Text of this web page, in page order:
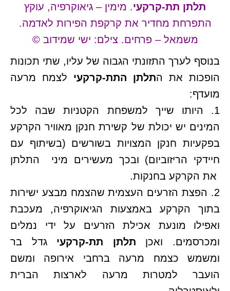
תלתן תת-קרקעי. מימין – גיאוקרפיה, עוקץ
התפרחת מחדיר את קרקפת הפירות לאדמה.
משמאל – פרחים. צילם: ישי שמידוב ©
בנוסף לערך התזונתי הגבוה של עליו, שתי תכונות
הופכות את התלתן התת-קרקעי לצמח מרעה
מועדף:
1. היותו שייך למשפחת הקטניות שבה לכל
המינים יש יכולת של קשירת חנקן מאוויר הקרקע
בפקעיות חנקן המצויות בשורשים (בשיתוף עם
חיידקי הריזוביום) ובכך מעשירים מיני התלתן
את הקרקע בחנקות.
2. הפצת הזרעים העצמית שהצמח מבצע ישירות
בתוך הקרקע באמצעות הגיאוקרפיה, מעכבת
ואפילו מונעת אכילת הזרעים על ידי נמלים
ומכרסמים. ואכן תלתן תת-קרקעי גדל בר
ומשמש כצמח מרעה ברחבי אירופה ומשם
הועבר למטרות מרעה לארצות הברית